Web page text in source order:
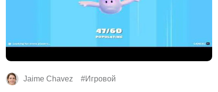
Jaime Chavez Игровой